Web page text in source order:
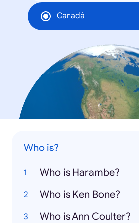
Canadá
Who is?
Who is Harambe?
Who is Ken Bone?
Who is Ann Coulter?